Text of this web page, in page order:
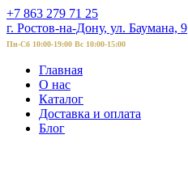
+7 863 279 71 25
г. Ростов-на-Дону, ул. Баумана, 9
Пн-Сб 10:00-19:00 Вс 10:00-15:00
Главная
О нас
Каталог
Доставка и оплата
Блог